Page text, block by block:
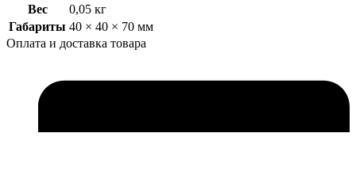
Вес
0,05 кг
Габариты 40 × 40 × 70 мм
Оплата и доставка товара